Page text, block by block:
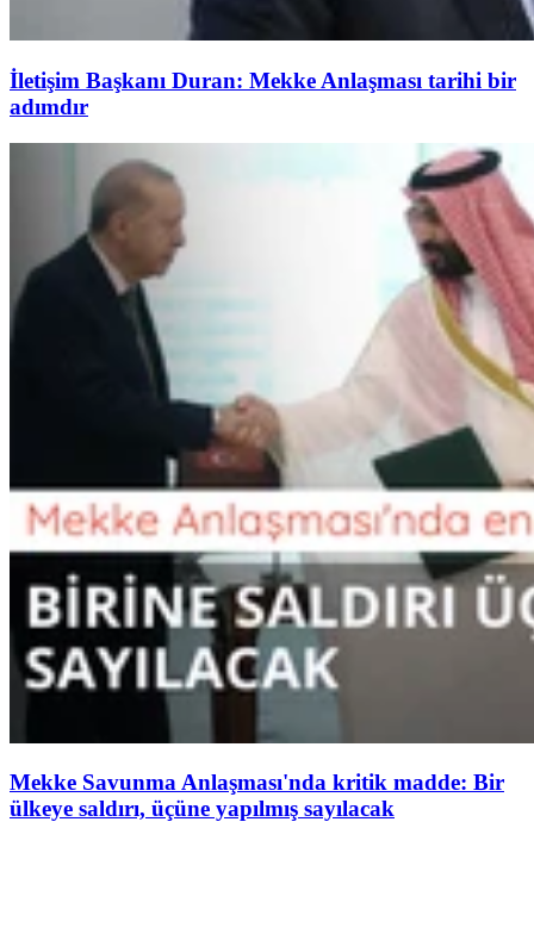
İletişim Başkanı Duran: Mekke Anlaşması tarihi bir
adımdır
Mekke Savunma Anlaşması'nda kritik madde: Bir
ülkeye saldırı, üçüne yapılmış sayılacak